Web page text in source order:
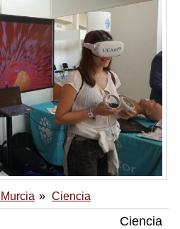
Ciencia
Ciencia